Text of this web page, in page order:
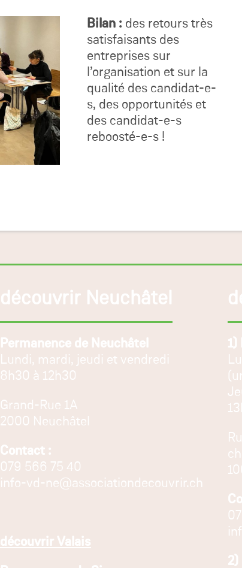
Bilan : des retours très
satisfaisants des
entreprises sur
l’organisation et sur la
qualité des candidat-e-
s, des opportunités et
des candidat-e-s
reboosté-e-s !
découvrir Neuchâtel
Permanence de Neuchâtel
Lundi, mardi, jeudi et vendredi
8h30 à 12h30
Grand-Rue 1A
2000 Neuchâtel
Contact :
079 566 75 40
info-vd-ne@associationdecouvrir.ch
découvrir Valais
1)
2)